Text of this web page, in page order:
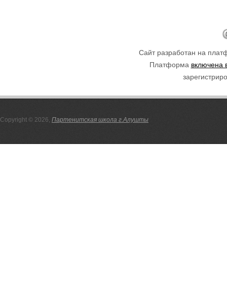
Сайт разработан на
Платформа включена
Copyright © 2026, Партенитская школа г.Алушты